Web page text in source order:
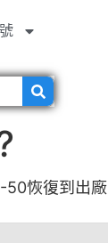
50恢復到出